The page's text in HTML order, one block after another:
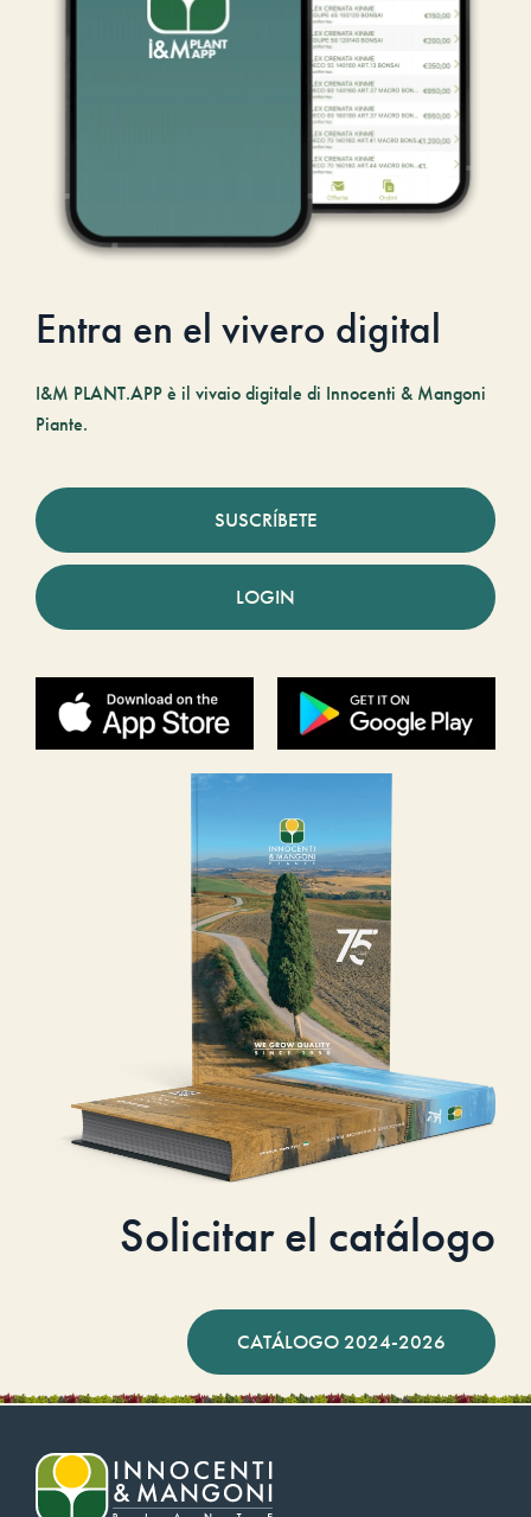
Entra en el vivero digital
I&M PLANT.APP è il vivaio digitale di Innocenti & Mangoni
Piante.
SUSCRÍBETE
LOGIN
Solicitar el catálogo
CATÁLOGO 2024-2026